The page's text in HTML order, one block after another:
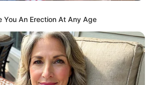
าสนใจ
You An Erection At Any Age